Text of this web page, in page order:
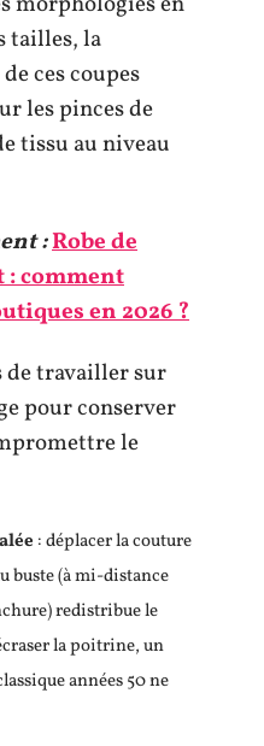
tailles, la
ces coupes
les pinces de
tissu au niveau
:Robe de
: comment
en 2026 ?
de travailler sur
pour conserver
le
: déplacer la couture
buste (à mi-distance
redistribue le
la poitrine, un
années 50 ne